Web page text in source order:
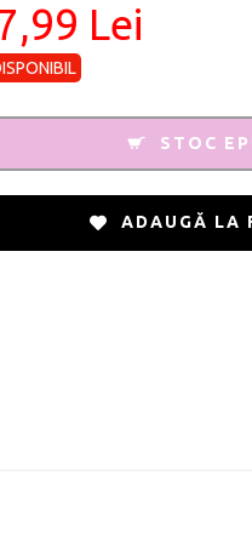
Lei
STOC
ADAUGĂ LA